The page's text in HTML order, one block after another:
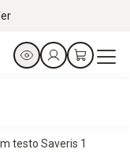
testo Saveris 1